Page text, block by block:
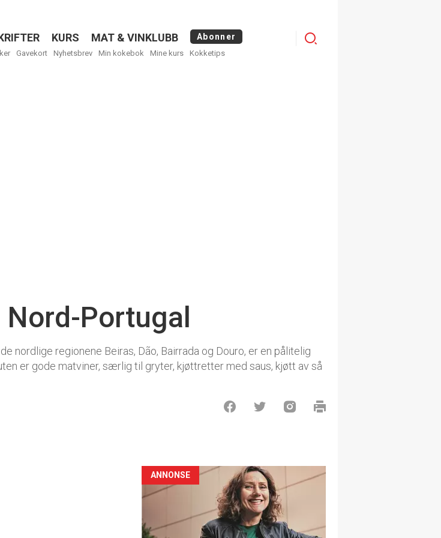
KURS MAT & VINKLUBB Abonner
Gavekort Nyhetsbrev Min kokebok Mine kurs Kokketips
Logg
Portugal
nordlige regionene Beiras, Dão, Bairrada og Douro, er en pålitelig
er gode matviner, særlig til gryter, kjøttretter med saus, kjøtt av så
ANNONSE